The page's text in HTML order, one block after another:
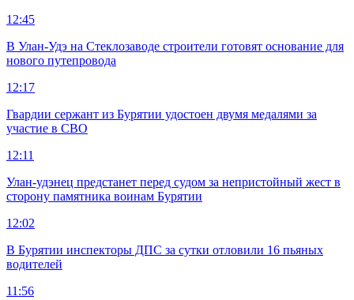
12:45
В Улан-Удэ на Стеклозаводе строители готовят основание для
нового путепровода
12:17
Гвардии сержант из Бурятии удостоен двумя медалями за
участие в СВО
12:11
Улан-удэнец предстанет перед судом за непристойный жест в
сторону памятника воинам Бурятии
12:02
В Бурятии инспекторы ДПС за сутки отловили 16 пьяных
водителей
11:56